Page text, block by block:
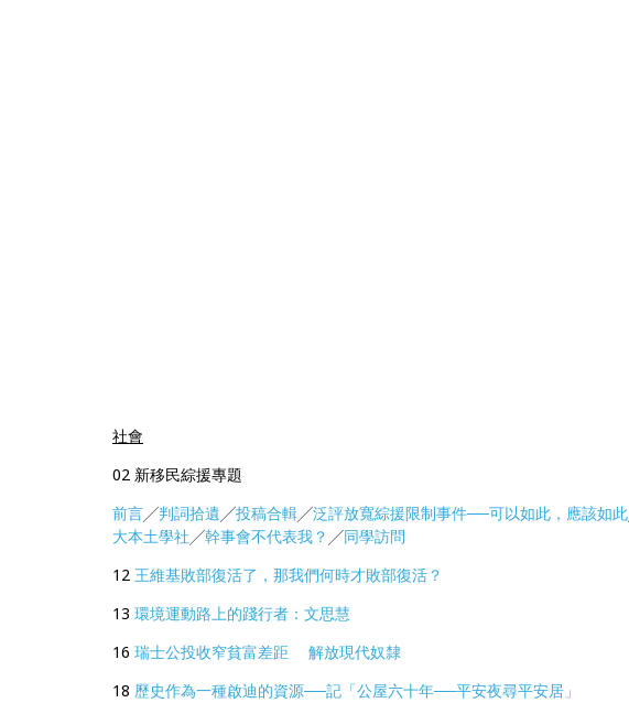
社會
02 新移民綜援專題
前言╱判詞拾遺╱投稿合輯╱泛評放寬綜援限制事件──可以如此，應該如此
大本土學社╱幹事會不代表我？ ╱同學訪問
12 王維基敗部復活了，那我們何時才敗部復活？
13 環境運動路上的踐行者：文思慧
16 瑞士公投收窄貧富差距 解放現代奴隸
18 歷史作為一種啟迪的資源──記「公屋六十年──平安夜尋平安居」